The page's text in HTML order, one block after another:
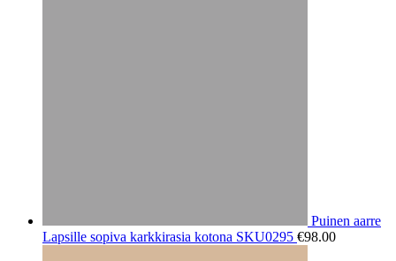
Puinen aarre
Lapsille sopiva karkkirasia kotona SKU0295 €98.00